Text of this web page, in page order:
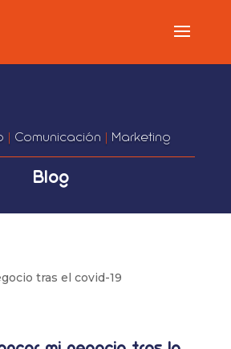
| Comunicación | Marketing
Blog